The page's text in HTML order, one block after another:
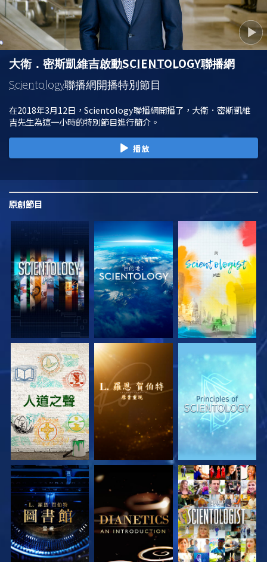
大衛．密斯凱維吉啟動SCIENTOLOGY聯播網
Scientology聯播網開播特別節目
在2018年3月12日，Scientology聯播網開播了，大衛．密斯凱維
吉先生為這一小時的特別節目進行簡介。
播放
原創節目
探索系列節目 探索系列節目 探索系列節目
探索系列節目 探索系列節目 觀看